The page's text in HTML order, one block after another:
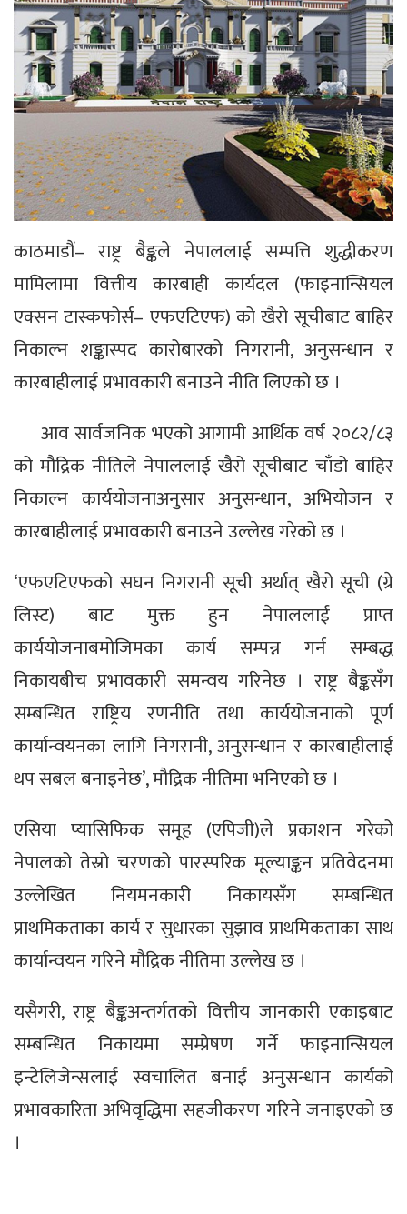
काठमाडौं– राष्ट्र बैङ्कले नेपाललाई सम्पत्ति शुद्धीकरण
मामिलामा वित्तीय कारबाही कार्यदल (फाइनान्सियल
एक्सन टास्कफोर्स– एफएटिएफ) को खैरो सूचीबाट बाहिर
निकाल्न शङ्कास्पद कारोबारको निगरानी, अनुसन्धान र
कारबाहीलाई प्रभावकारी बनाउने नीति लिएको छ ।
आव सार्वजनिक भएको आगामी आर्थिक वर्ष २०८२/८३
को मौद्रिक नीतिले नेपाललाई खैरो सूचीबाट चाँडो बाहिर
निकाल्न कार्ययोजनाअनुसार अनुसन्धान, अभियोजन र
कारबाहीलाई प्रभावकारी बनाउने उल्लेख गरेको छ ।
‘एफएटिएफको सघन निगरानी सूची अर्थात् खैरो सूची (ग्रे
लिस्ट) बाट मुक्त हुन नेपाललाई प्राप्त
कार्ययोजनाबमोजिमका कार्य सम्पन्न गर्न सम्बद्ध
निकायबीच प्रभावकारी समन्वय गरिनेछ । राष्ट्र बैङ्कसँग
सम्बन्धित राष्ट्रिय रणनीति तथा कार्ययोजनाको पूर्ण
कार्यान्वयनका लागि निगरानी, अनुसन्धान र कारबाहीलाई
थप सबल बनाइनेछ’, मौद्रिक नीतिमा भनिएको छ ।
एसिया प्यासिफिक समूह (एपिजी)ले प्रकाशन गरेको
नेपालको तेस्रो चरणको पारस्परिक मूल्याङ्कन प्रतिवेदनमा
उल्लेखित नियमनकारी निकायसँग सम्बन्धित
प्राथमिकताका कार्य र सुधारका सुझाव प्राथमिकताका साथ
कार्यान्वयन गरिने मौद्रिक नीतिमा उल्लेख छ ।
यसैगरी, राष्ट्र बैङ्कअन्तर्गतको वित्तीय जानकारी एकाइबाट
सम्बन्धित निकायमा सम्प्रेषण गर्ने फाइनान्सियल
इन्टेलिजेन्सलाई स्वचालित बनाई अनुसन्धान कार्यको
प्रभावकारिता अभिवृद्धिमा सहजीकरण गरिने जनाइएको छ
।